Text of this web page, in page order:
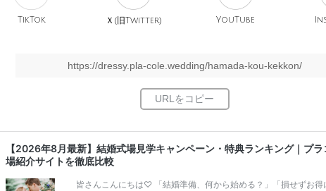
TikTok Ｘ(旧Twitter) YouTube
https://dressy.pla-cole.wedding/hamada-kou-kekkon/
【2026年8月最新】結婚式場見学キャンペーン・特典ランキング｜プ
場紹介サイトを徹底比較
皆さんこんにちは♡ 「結婚準備、何から始める？」「損せずお得